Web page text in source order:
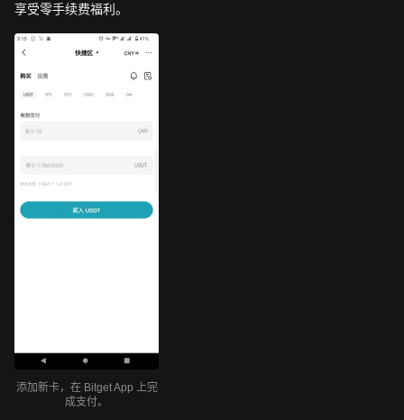
享受零手续费福利。
添加新卡，在 Bitget App 上完
成支付。